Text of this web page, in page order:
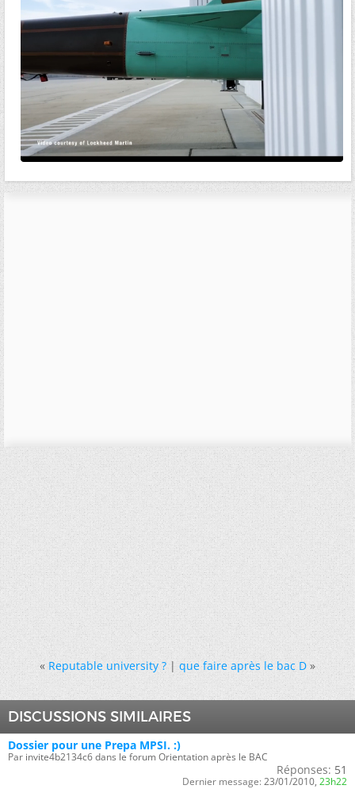
« Reputable university ?|que faire après le bac D »
DISCUSSIONS SIMILAIRES
Dossier pour une Prepa MPSI. :)
Par invite4b2134c6 dans le forum Orientation après le BAC
Réponses: 51
Dernier message: 23/01/2010, 23h22